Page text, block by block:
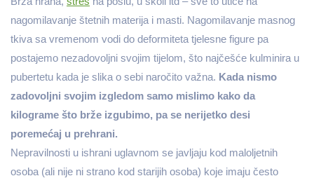
nagomilavanje štetnih materija i masti. Nagomilavanje masnog
tkiva sa vremenom vodi do deformiteta tjelesne figure pa
postajemo nezadovoljni svojim tijelom, što najčešće kulminira u
pubertetu kada je slika o sebi naročito važna. Kada nismo
zadovoljni svojim izgledom samo mislimo kako da
kilograme što brže izgubimo, pa se nerijetko desi
poremećaj u prehrani.
Nepravilnosti u ishrani uglavnom se javljaju kod maloljetnih
osoba (ali nije ni strano kod starijih osoba) koje imaju često